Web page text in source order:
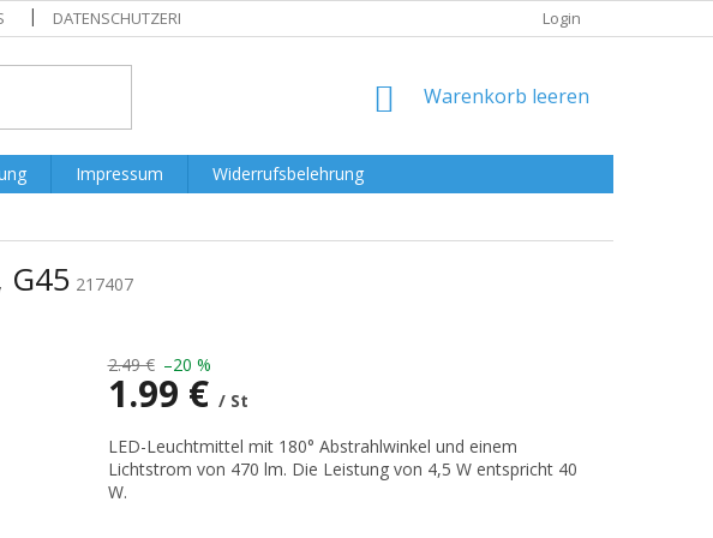
DATENSCHUTZERKLÄRUNG Login
WARENKORB
Warenkorb leeren
Impressum
Widerrufsbelehrung
G45 217407
2.49 € –20 %
1.99 € / St
Verkaufspreis:
LED-Leuchtmittel mit 180° Abstrahlwinkel und einem
Lichtstrom von 470 lm. Die Leistung von 4,5 W entspricht 40
W.